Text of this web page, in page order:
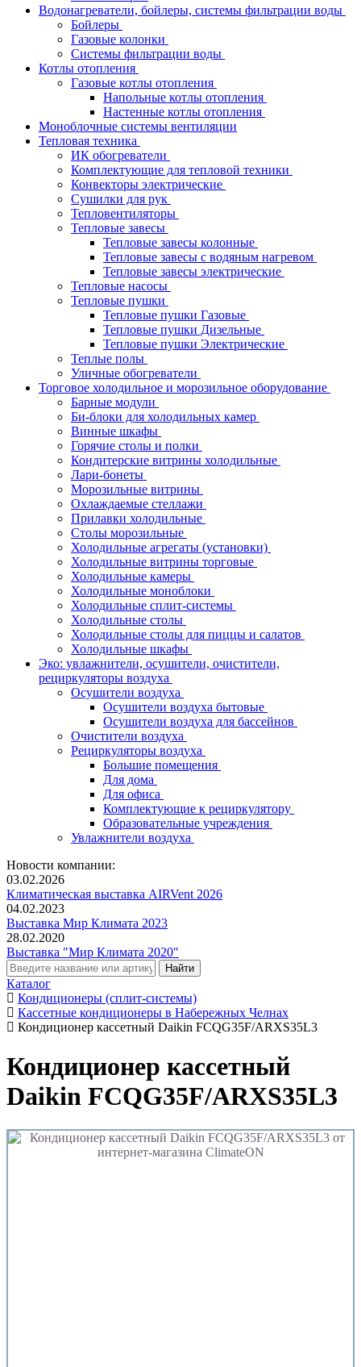
Водонагреватели, бойлеры, системы фильтрации воды
Бойлеры
Газовые колонки
Системы фильтрации воды
Котлы отопления
Газовые котлы отопления
Напольные котлы отопления
Настенные котлы отопления
Моноблочные системы вентиляции
Тепловая техника
ИК обогреватели
Комплектующие для тепловой техники
Конвекторы электрические
Сушилки для рук
Тепловентиляторы
Тепловые завесы
Тепловые завесы колонные
Тепловые завесы с водяным нагревом
Тепловые завесы электрические
Тепловые насосы
Тепловые пушки
Тепловые пушки Газовые
Тепловые пушки Дизельные
Тепловые пушки Электрические
Теплые полы
Уличные обогреватели
Торговое холодильное и морозильное оборудование
Барные модули
Би-блоки для холодильных камер
Винные шкафы
Горячие столы и полки
Кондитерские витрины холодильные
Лари-бонеты
Морозильные витрины
Охлаждаемые стеллажи
Прилавки холодильные
Столы морозильные
Холодильные агрегаты (установки)
Холодильные витрины торговые
Холодильные камеры
Холодильные моноблоки
Холодильные сплит-системы
Холодильные столы
Холодильные столы для пиццы и салатов
Холодильные шкафы
Эко: увлажнители, осушители, очистители,
рециркуляторы воздуха
Осушители воздуха
Осушители воздуха бытовые
Осушители воздуха для бассейнов
Очистители воздуха
Рециркуляторы воздуха
Большие помещения
Для дома
Для офиса
Комплектующие к рециркулятору
Образовательные учреждения
Увлажнители воздуха
Новости компании:
03.02.2026
Климатическая выставка AIRVent 2026
04.02.2023
Выставка Мир Климата 2023
28.02.2020
Выставка "Мир Климата 2020"
Каталог
Кондиционеры (сплит-системы)
Кассетные кондиционеры в Набережных Челнах
Кондиционер кассетный Daikin FCQG35F/ARXS35L3
Кондиционер кассетный
Daikin FCQG35F/ARXS35L3